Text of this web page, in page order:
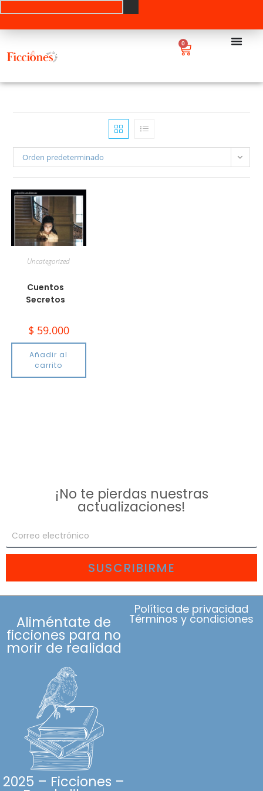
0
Orden predeterminado
Uncategorized
Cuentos
Secretos
$ 59.000
Añadir al
carrito
¡No te pierdas nuestras
actualizaciones!
SUSCRIBIRME
Aliméntate de
ficciones para no
morir de realidad
2025 – Ficciones –
Política de privacidad
Términos y condiciones